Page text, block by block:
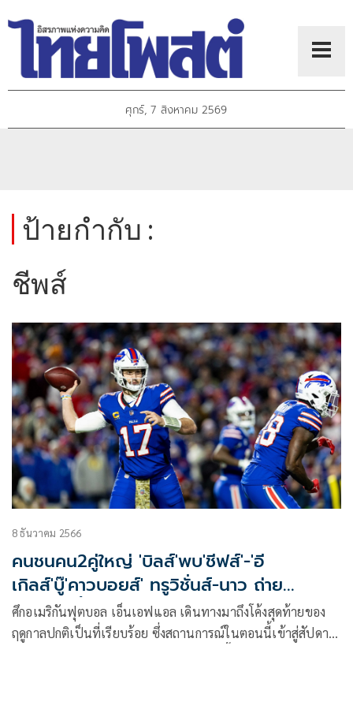
ศุกร์, 7 สิงหาคม 2569
ป้ายกำกับ :
ชีพส์
8 ธันวาคม 2566
คนชนคน2คู่ใหญ่ 'บิลส์'พบ'ชีฟส์'-'อี
เกิลส์'บู๊'คาวบอยส์' ทรูวิชั่นส์-นาว ถ่าย
สด11ธ.ค.นี้
ศึกอเมริกันฟุตบอล เอ็นเอฟแอล เดินทางมาถึงโค้งสุดท้ายของ
ฤดูกาลปกติเป็นที่เรียบร้อย ซึ่งสถานการณ์ในตอนนี้เข้าสู่สัปดาห์